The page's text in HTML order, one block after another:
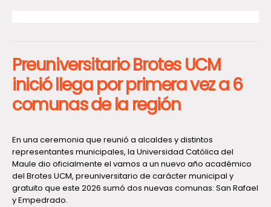
Preuniversitario Brotes UCM
inició llega por primera vez a 6
comunas de la región
En una ceremonia que reunió a alcaldes y distintos
representantes municipales, la Universidad Católica del
Maule dio oficialmente el vamos a un nuevo año académico
del Brotes UCM, preuniversitario de carácter municipal y
gratuito que este 2026 sumó dos nuevas comunas: San Rafael
y Empedrado.